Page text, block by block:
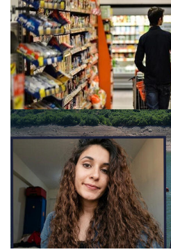
Enflasyon Verileri Ne Zaman
Enflasyon Tahminleri Üzerine
26.07.2026 08:15